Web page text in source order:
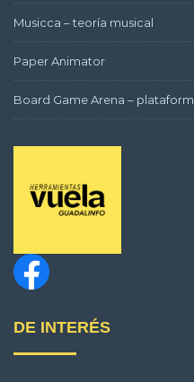
Musicca – teoría musical
Paper Animator
Board Game Arena –
DE INTERÉS